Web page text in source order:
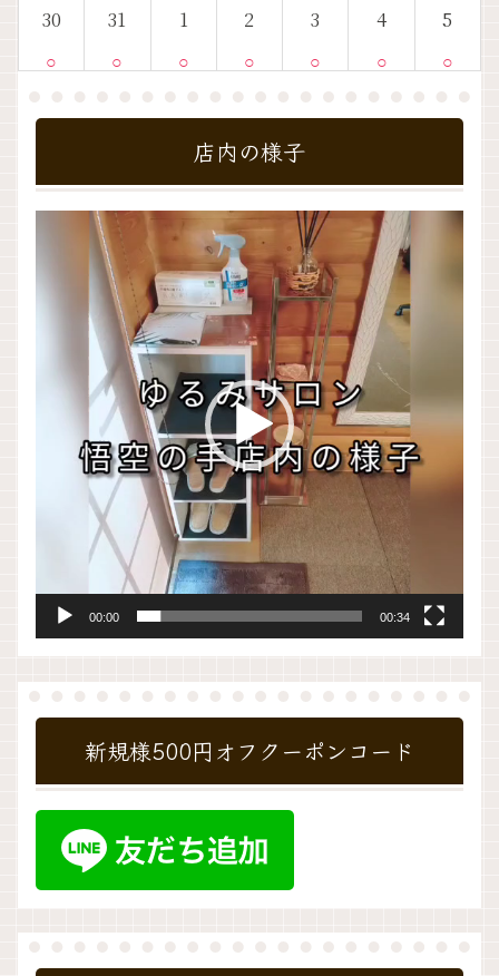
30
○
31
○
1
○
2
○
3
○
4
○
5
○
店内の様子
00:00 00:34
新規様500円オフクーポンコード